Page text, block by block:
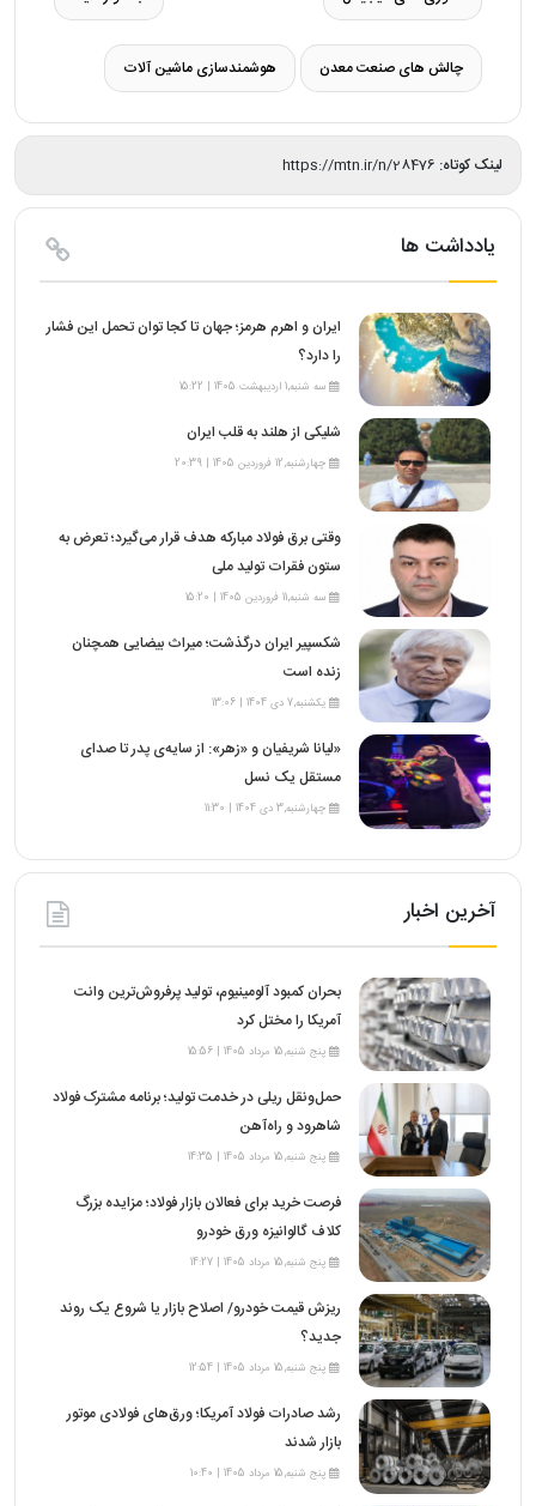
چالش‌ های صنعت معدن هوشمندسازی ماشین‌ آلات
لینک کوتاه: https://mtn.ir/n/28476
یادداشت ها
ایران و اهرم هرمز؛ جهان تا کجا توان تحمل این فشار
را دارد؟
سه شنبه,1 اردیبهشت 1405 | 15:22
شلیکی از هلند به قلب ایران
چهارشنبه,12 فروردین 1405 | 20:39
وقتی برق فولاد مبارکه هدف قرار می‌گیرد؛ تعرض به
ستون فقرات تولید ملی
سه شنبه,11 فروردین 1405 | 15:20
شکسپیر ایران درگذشت؛ میراث بیضایی همچنان
زنده است
یکشنبه,7 دی 1404 | 13:06
«لیانا شریفیان و «زهر»: از سایه‌ی پدر تا صدای
مستقل یک نسل
چهارشنبه,3 دی 1404 | 11:30
آخرین اخبار
بحران کمبود آلومینیوم، تولید پرفروش‌ترین وانت
آمریکا را مختل کرد
پنج شنبه,15 مرداد 1405 | 15:56
حمل‌ونقل ریلی در خدمت تولید؛ برنامه مشترک فولاد
شاهرود و راه‌آهن
پنج شنبه,15 مرداد 1405 | 14:35
فرصت خرید برای فعالان بازار فولاد؛ مزایده بزرگ
کلاف گالوانیزه ورق خودرو
پنج شنبه,15 مرداد 1405 | 14:27
ریزش قیمت خودرو/ اصلاح بازار یا شروع یک روند
جدید؟
پنج شنبه,15 مرداد 1405 | 12:54
رشد صادرات فولاد آمریکا؛ ورق‌های فولادی موتور
بازار شدند
پنج شنبه,15 مرداد 1405 | 10:40